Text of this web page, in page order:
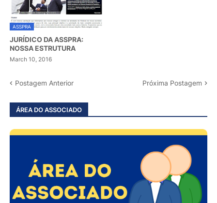
ASSPRA
JURÍDICO DA ASSPRA:
NOSSA ESTRUTURA
March 10, 2016
Postagem Anterior Próxima Postagem
ÁREA DO ASSOCIADO